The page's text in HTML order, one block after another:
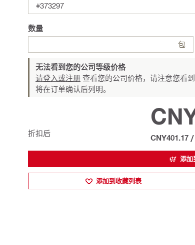
#373297
数量
包
无法看到您的公司等级价格
请登入或注册 查看您的公司价格，请注意您看
将在订单确认后列明。
折扣后 CNY401.17 /
添加
添加到收藏列表